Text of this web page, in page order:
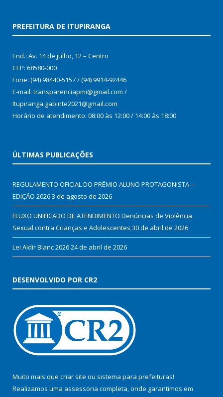
PREFEITURA DE ITUPIRANGA
End.: Av. 14 de julho, 12 – Centro
CEP: 68580-000
Fone: (94) 98440-5157 / (94) 9914-92446
E-mail: transparenciapmi@gmail.com /
Itupiranga.gabinte2021@gmail.com
Horário de atendimento: 08:00 às 12:00 / 14:00 às 18:00
ÚLTIMAS PUBLICAÇÕES
REGULAMENTO OFICIAL DO PRÊMIO ALUNO PROTAGONISTA –
EDIÇÃO 20263 de agosto de 2026
FLUXO UNIFICADO DE ATENDIMENTO Denúncias de Violência
Sexual contra Crianças e Adolescentes 30 de abril de 2026
Lei Aldir Blanc 202624 de abril de 2026
DESENVOLVIDO POR CR2
Muito mais que criar site ou sistema para prefeituras!
Realizamos uma assessoria completa, onde garantimos em